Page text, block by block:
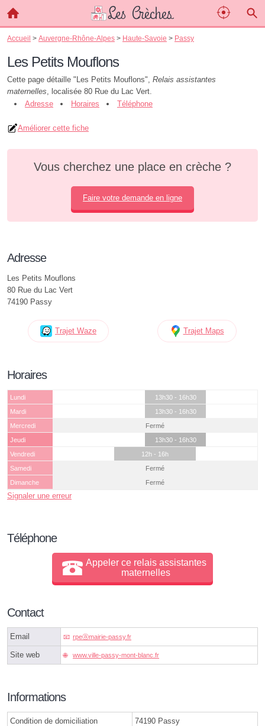
Accueil > Auvergne-Rhône-Alpes > Haute-Savoie > Passy
Les Petits Mouflons
Cette page détaille "Les Petits Mouflons", Relais assistantes
maternelles, localisée 80 Rue du Lac Vert.
Adresse
Horaires Téléphone
Améliorer cette fiche
Vous cherchez une place en crèche ?
Faire votre demande en ligne
Adresse
Les Petits Mouflons
80 Rue du Lac Vert
74190 Passy
Trajet Waze Trajet Maps
Horaires
Lundi
13h30 - 16h30
Mardi
13h30 - 16h30
Mercredi
Fermé
Jeudi
13h30 - 16h30
Vendredi
12h - 16h
Samedi
Fermé
Dimanche
Fermé
Signaler une erreur
Téléphone
Appeler ce relais assistantes
maternelles
Contact
Email rpeⓐmairie-passy.fr
Site web www.ville-passy-mont-blanc.fr
Informations
Condition de domiciliation 74190 Passy